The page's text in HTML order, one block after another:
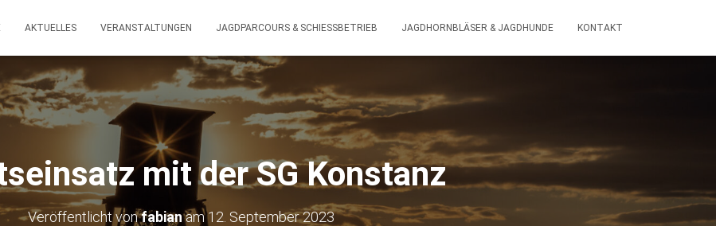
AKTUELLES VERANSTALTUNGEN JAGDPARCOURS & SCHIESSBETRIEB JAGDHORNBLÄSER & JAGDHUNDE KONTAKT
mit der SG Konstanz
Veröffentlicht vonfabianam12. September 2023